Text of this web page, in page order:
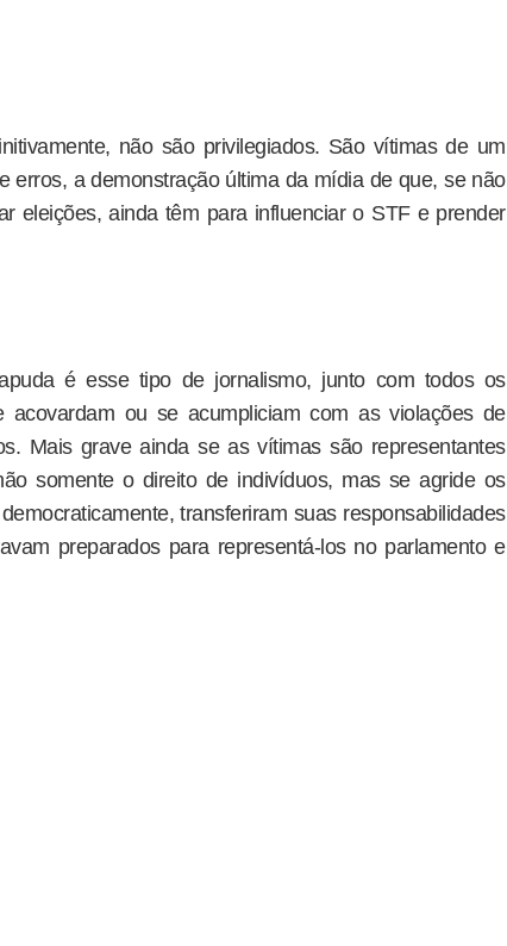
não são privilegiados. São vítimas de um
erros, a demonstração última da mídia de que, se não
eleições, ainda têm para influenciar o STF e prender
é esse tipo de jornalismo, junto com todos os
acovardam ou se acumpliciam com as violações de
Mais grave ainda se as vítimas são representantes
somente o direito de indivíduos, mas se agride os
transferiram suas responsabilidades
preparados para representá-los no parlamento e